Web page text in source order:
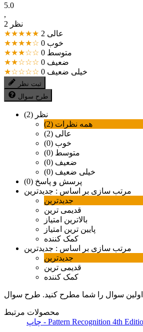
5.0
,
2 نظر
★★★★★
عالی 2
★★★★☆
خوب 0
★★★☆☆
متوسط 0
★★☆☆☆
ضعیف 0
★☆☆☆☆
خیلی ضعیف 0
ثبت نظر
طرح سوال
نظر (2)
همه نظرات (2)
عالی (2)
خوب (0)
متوسط (0)
ضعیف (0)
خیلی ضعیف (0)
پرسش و پاسخ (0)
مرتب سازی بر اساس : جدیدترین
جدیدترین
قدیمی ترین
بالاترین امتیاز
پایین ترین امتیاز
کمک کننده
مرتب سازی بر اساس : جدیدترین
جدیدترین
قدیمی ترین
کمک کننده
اولین سوال را شما مطرح کنید. طرح سوال
محصولات مرتبط